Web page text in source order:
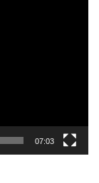
07:03